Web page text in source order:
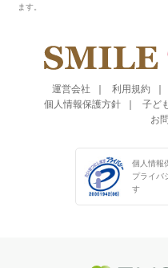
ます。
運営会社 利用規約
個人情報保護方針
子ど
お
個人情報
プライバ
す